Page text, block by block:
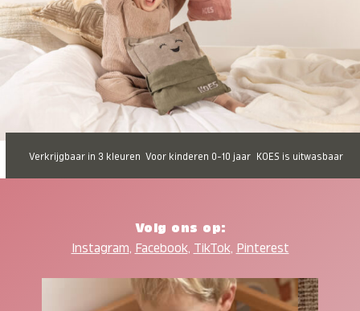
Verkrijgbaar in 3 kleuren Voor kinderen 0-10 jaar KOES is uitwasbaar
Volg ons op:
Instagram, Facebook, TikTok, Pinterest